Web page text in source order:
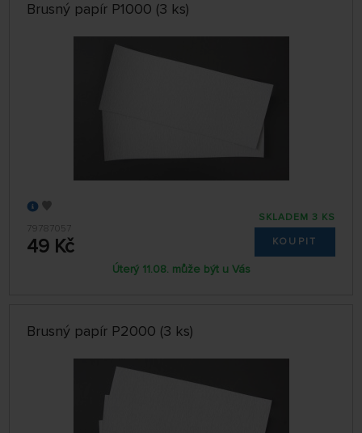
Brusný papír P1000 (3 ks)
79787057
49 Kč
SKLADEM 3 KS
KOUPIT
Úterý 11.08. může být u Vás
Brusný papír P2000 (3 ks)